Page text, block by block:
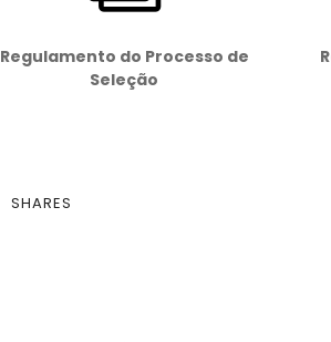
Regulamento do Processo de
Seleção
SHARES